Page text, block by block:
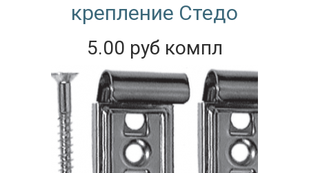
крепление Стедо
5.00 руб компл